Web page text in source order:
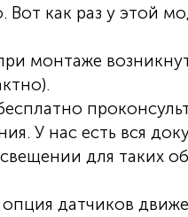
как раз у этой
монтаже
У нас есть вся
для таких
датчиков